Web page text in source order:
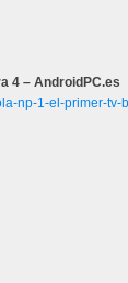
4 – AndroidPC.es
np-1-el-primer-tv-